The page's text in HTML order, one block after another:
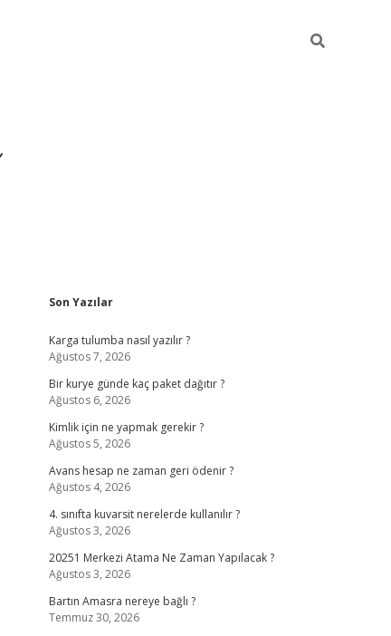
Sidebar
Son Yazılar
Karga tulumba nasıl yazılır ?
Ağustos 7, 2026
Bir kurye günde kaç paket dağıtır ?
Ağustos 6, 2026
Kimlik için ne yapmak gerekir ?
Ağustos 5, 2026
Avans hesap ne zaman geri ödenir ?
Ağustos 4, 2026
4. sınıfta kuvarsit nerelerde kullanılır ?
Ağustos 3, 2026
20251 Merkezi Atama Ne Zaman Yapılacak ?
Ağustos 3, 2026
Bartın Amasra nereye bağlı ?
Temmuz 30, 2026